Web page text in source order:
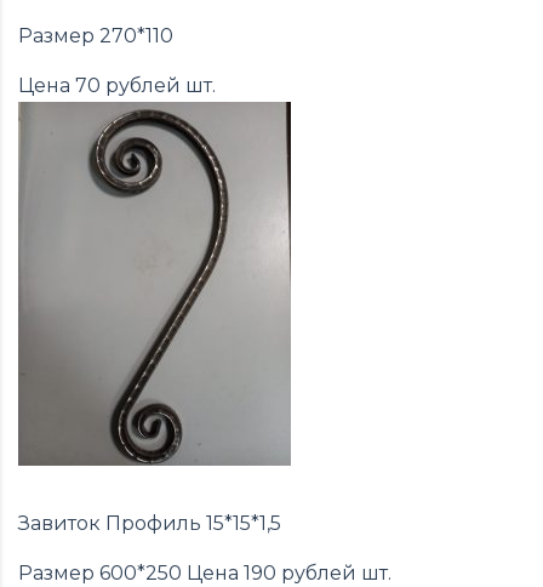
Размер 270*110
Цена 70 рублей шт.
Завиток Профиль 15*15*1,5
Размер 600*250 Цена 190 рублей шт.